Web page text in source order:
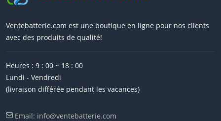
Ventebatterie.com est une boutique en ligne pour nos clients
avec des produits de qualité!
Heures : 9 : 00 ~ 18 : 00
Lundi - Vendredi
(livraison différée pendant les vacances)
Email: info@ventebatterie.com